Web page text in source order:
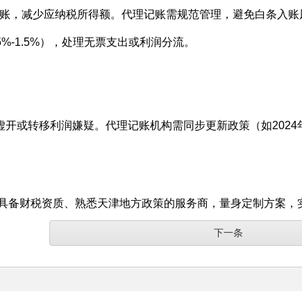
减少应纳税所得额。代理记账需规范管理，避免白条入账
1.5%），处理无票支出或利润分流。
或转移利润嫌疑。代理记账机构需同步更新政策（如
财税资质、熟悉天津地方政策的服务商，量身定制方案，
下一条